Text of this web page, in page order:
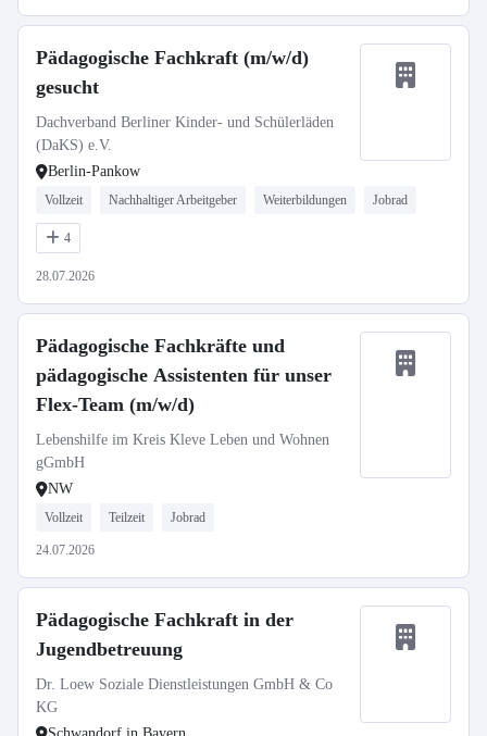
Pädagogische Fachkraft (m/w/d)
gesucht
Dachverband Berliner Kinder- und Schülerläden
(DaKS) e.V.
Berlin-Pankow
Vollzeit Nachhaltiger Arbeitgeber Weiterbildungen Jobrad
4
28.07.2026
Pädagogische Fachkräfte und
pädagogische Assistenten für unser
Flex-Team (m/w/d)
Lebenshilfe im Kreis Kleve Leben und Wohnen
gGmbH
NW
Vollzeit Teilzeit Jobrad
24.07.2026
Pädagogische Fachkraft in der
Jugendbetreuung
Dr. Loew Soziale Dienstleistungen GmbH & Co
KG